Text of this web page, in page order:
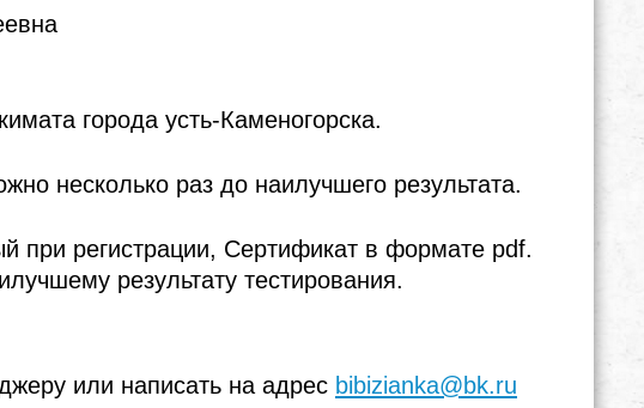
города усть-Каменогорска.
несколько раз до наилучшего результата.
при регистрации, Сертификат в формате pdf.
результату тестирования.
или написать на адрес bibizianka@bk.ru